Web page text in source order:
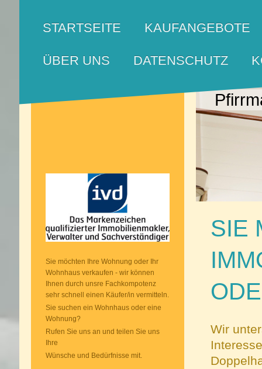
STARTSEITE KAUFANGEBOTE
ÜBER UNS DATENSCHUTZ
SIE
Wir
Sie möchten Ihre Wohnung oder Ihr
Wohnhaus verkaufen - wir können
Ihnen durch unsre Fachkompotenz
sehr schnell einen Käufer/in vermitteln.
Sie suchen ein Wohnhaus oder eine
Wohnung?
Rufen Sie uns an und teilen Sie uns
Ihre
Wünsche und Bedürfnisse mit.